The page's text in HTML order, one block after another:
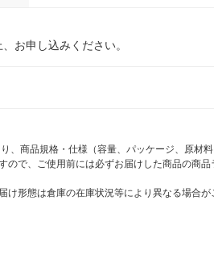
お申し込みください。
、商品規格・仕様（容量、パッケージ、原材
で、ご使用前には必ずお届けした商品の商
形態は倉庫の在庫状況等により異なる場合が